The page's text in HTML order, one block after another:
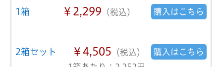
1箱 ￥2,299 （税込） 購入はこちら
2箱セット ￥4,505 （税込）
購入はこちら